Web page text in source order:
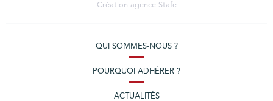
Création agence Stafe
QUI SOMMES-NOUS ?
POURQUOI ADHÉRER ?
ACTUALITÉS